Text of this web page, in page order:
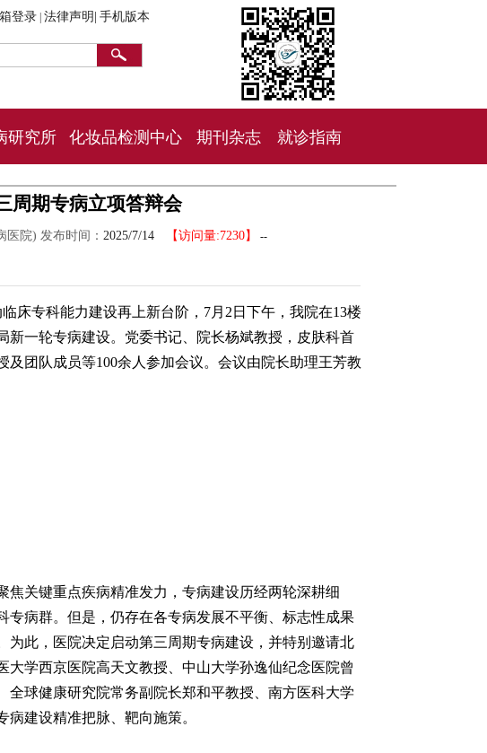
登录 法律声明| 手机版本
研究所 化妆品检测中心 期刊杂志 就诊指南
周期专病立项答辩会
院) 发布时间： 2025/7/14 【访问量:7230】 --
床专科能力建设再上新台阶，7月2日下午，我院在13楼
一轮专病建设。党委书记、院长杨斌教授，皮肤科首
团队成员等100余人参加会议。会议由院长助理王芳教
焦关键重点疾病精准发力，专病建设历经两轮深耕细
病群。但是，仍存在各专病发展不平衡、标志性成果
此，医院决定启动第三周期专病建设，并特别邀请北
学西京医院高天文教授、中山大学孙逸仙纪念医院曾
全球健康研究院常务副院长郑和平教授、南方医科大学
建设精准把脉、靶向施策。